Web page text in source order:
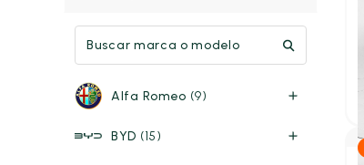
Alfa Romeo (9)
BYD (15)